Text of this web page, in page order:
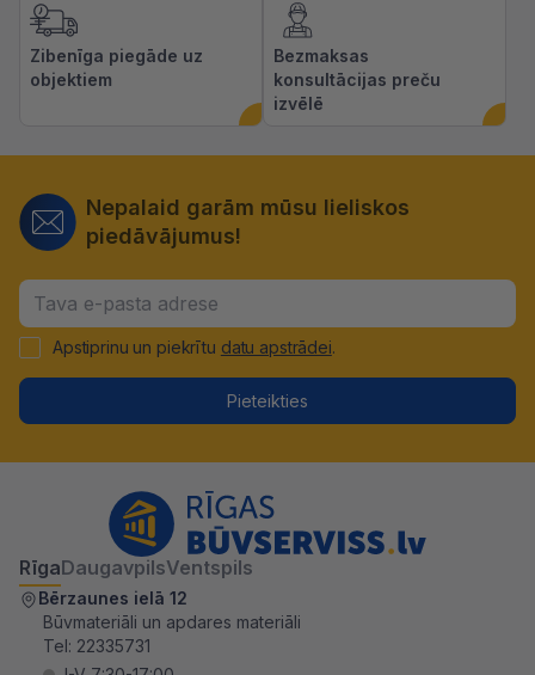
Zibenīga piegāde uz
objektiem
Bezmaksas
konsultācijas preču
izvēlē
Nepalaid garām mūsu lieliskos
piedāvājumus!
Apstiprinu un piekrītu datu apstrādei.
Pieteikties
RīgaDaugavpilsVentspils
Bērzaunes ielā 12
Būvmateriāli un apdares materiāli
Tel: 22335731